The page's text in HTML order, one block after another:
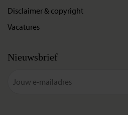
Disclaimer & copyright
Vacatures
Nieuwsbrief